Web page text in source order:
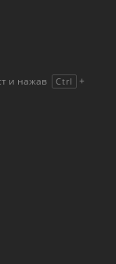
и нажав Ctrl +